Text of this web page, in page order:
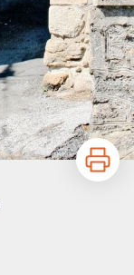
Imprimer